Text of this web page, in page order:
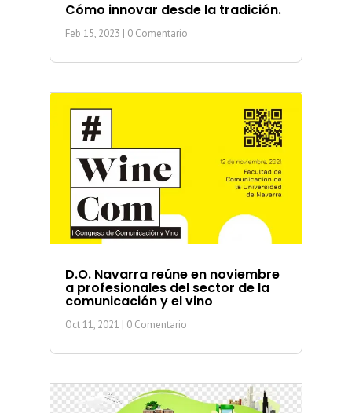
Cómo innovar desde la tradición.
Feb 15, 2023 | 0 Comentario
D.O. Navarra reúne en noviembre
a profesionales del sector de la
comunicación y el vino
Oct 11, 2021 | 0 Comentario